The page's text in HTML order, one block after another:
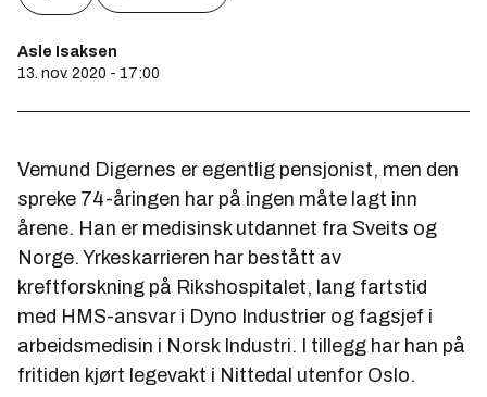
Asle Isaksen
13. nov. 2020 - 17:00
Vemund Digernes er egentlig pensjonist, men den
spreke 74-åringen har på ingen måte lagt inn
årene. Han er medisinsk utdannet fra Sveits og
Norge. Yrkeskarrieren har bestått av
kreftforskning på Rikshospitalet, lang fartstid
med HMS-ansvar i Dyno Industrier og fagsjef i
arbeidsmedisin i Norsk Industri. I tillegg har han på
fritiden kjørt legevakt i Nittedal utenfor Oslo.